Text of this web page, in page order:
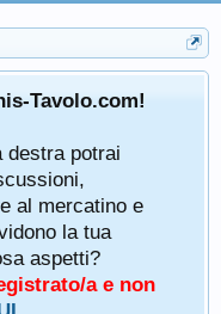
Tavolo.com!
destra potrai
al mercatino e
la tua
aspetti?
a e non